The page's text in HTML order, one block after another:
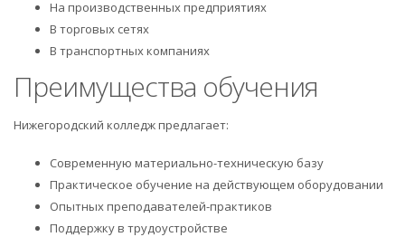
На производственных предприятиях
В торговых сетях
В транспортных компаниях
Преимущества обучения
Нижегородский колледж предлагает:
Современную материально-техническую базу
Практическое обучение на действующем оборудовании
Опытных преподавателей-практиков
Поддержку в трудоустройстве